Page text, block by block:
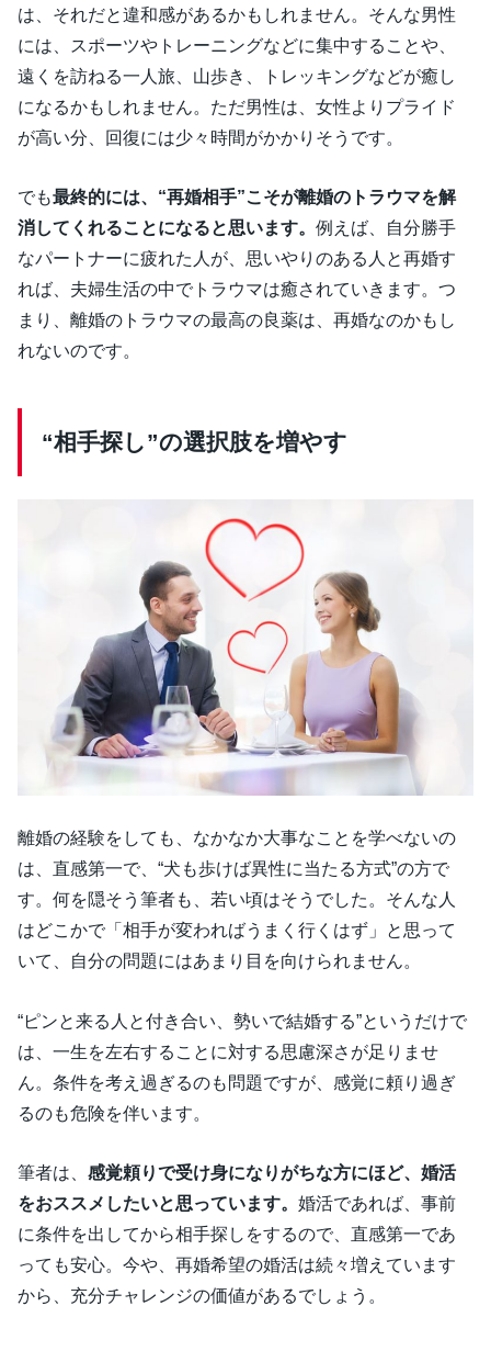
は、それだと違和感があるかもしれません。そんな男性
には、スポーツやトレーニングなどに集中することや、
遠くを訪ねる一人旅、山歩き、トレッキングなどが癒し
になるかもしれません。ただ男性は、女性よりプライド
が高い分、回復には少々時間がかかりそうです。
でも最終的には、“再婚相手”こそが離婚のトラウマを解
消してくれることになると思います。例えば、自分勝手
なパートナーに疲れた人が、思いやりのある人と再婚す
れば、夫婦生活の中でトラウマは癒されていきます。つ
まり、離婚のトラウマの最高の良薬は、再婚なのかもし
れないのです。
“相手探し”の選択肢を増やす
離婚の経験をしても、なかなか大事なことを学べないの
は、直感第一で、“犬も歩けば異性に当たる方式”の方で
す。何を隠そう筆者も、若い頃はそうでした。そんな人
はどこかで「相手が変わればうまく行くはず」と思って
いて、自分の問題にはあまり目を向けられません。
“ピンと来る人と付き合い、勢いで結婚する”というだけで
は、一生を左右することに対する思慮深さが足りませ
ん。条件を考え過ぎるのも問題ですが、感覚に頼り過ぎ
るのも危険を伴います。
筆者は、感覚頼りで受け身になりがちな方にほど、婚活
をおススメしたいと思っています。婚活であれば、事前
に条件を出してから相手探しをするので、直感第一であ
っても安心。今や、再婚希望の婚活は続々増えています
から、充分チャレンジの価値があるでしょう。